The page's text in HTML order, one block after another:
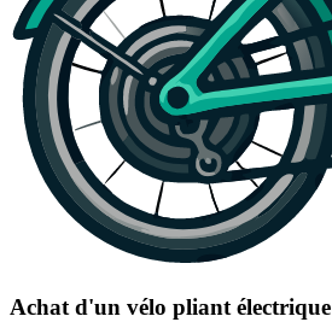
Achat d'un vélo pliant électrique